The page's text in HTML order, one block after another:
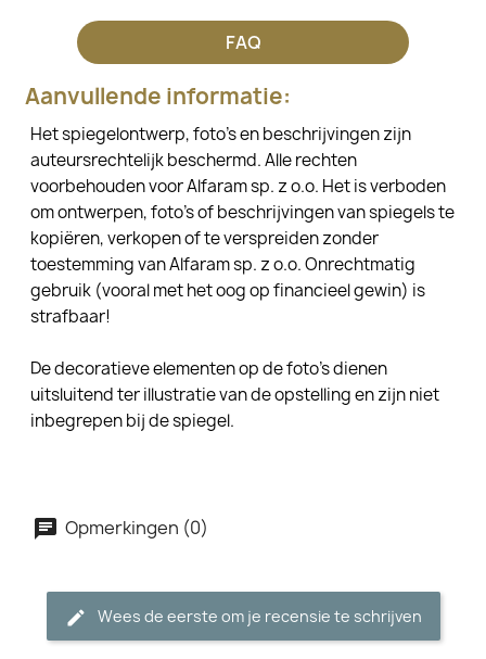
FAQ
Aanvullende informatie:
Het spiegelontwerp, foto's en beschrijvingen zijn
auteursrechtelijk beschermd. Alle rechten
voorbehouden voor Alfaram sp. z o.o. Het is verboden
om ontwerpen, foto's of beschrijvingen van spiegels te
kopiëren, verkopen of te verspreiden zonder
toestemming van Alfaram sp. z o.o. Onrechtmatig
gebruik (vooral met het oog op financieel gewin) is
strafbaar!
De decoratieve elementen op de foto's dienen
uitsluitend ter illustratie van de opstelling en zijn niet
inbegrepen bij de spiegel.
Opmerkingen (0)
Wees de eerste om je recensie te schrijven